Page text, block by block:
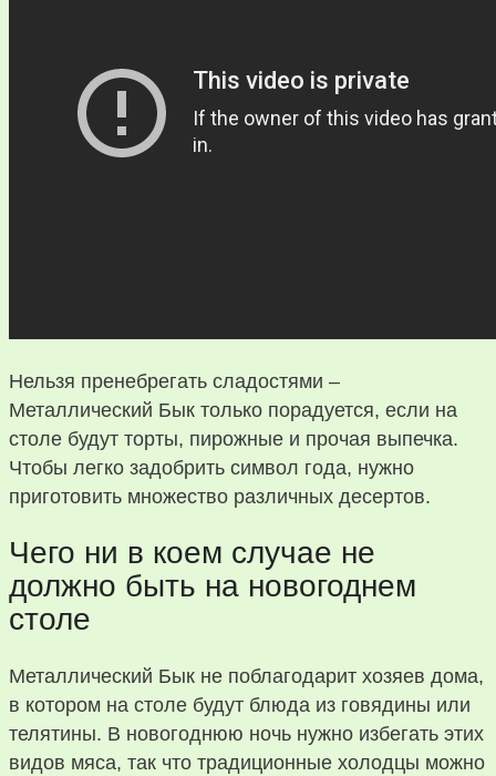
Нельзя пренебрегать сладостями –
Металлический Бык только порадуется, если на
столе будут торты, пирожные и прочая выпечка.
Чтобы легко задобрить символ года, нужно
приготовить множество различных десертов.
Чего ни в коем случае не
должно быть на новогоднем
столе
Металлический Бык не поблагодарит хозяев дома,
в котором на столе будут блюда из говядины или
телятины. В новогоднюю ночь нужно избегать этих
видов мяса, так что традиционные холодцы можно